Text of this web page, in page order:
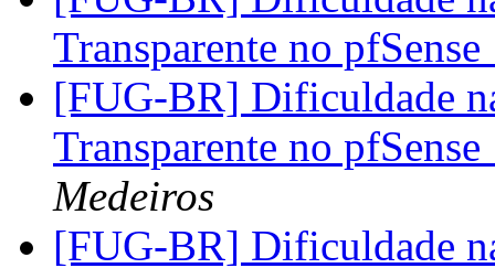
Transparente no
[FUG-BR] Dificuldade
Transparente no
Medeiros
[FUG-BR] Dificuldade